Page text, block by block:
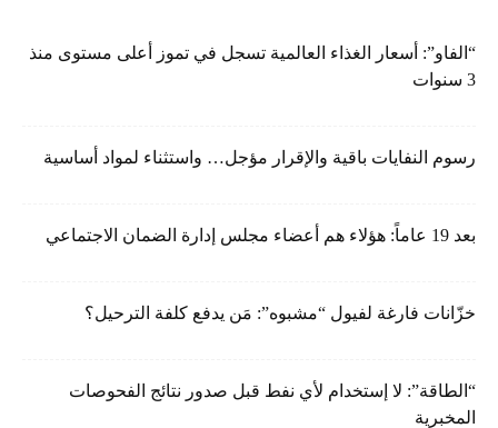
“الفاو”: أسعار الغذاء العالمية تسجل في تموز أعلى مستوى منذ
3 سنوات
رسوم النفايات باقية والإقرار مؤجل… واستثناء لمواد أساسية
بعد 19 عاماً: هؤلاء هم أعضاء مجلس إدارة الضمان الاجتماعي
خزّانات فارغة لفيول “مشبوه”: مَن يدفع كلفة الترحيل؟
“الطاقة”: لا إستخدام لأي نفط قبل صدور نتائج الفحوصات
المخبرية